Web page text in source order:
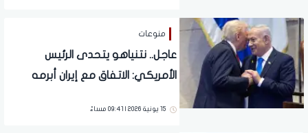
منوعات
عاجل.. نتنياهو يتحدى الرئيس
الأمريكي: الاتفاق مع إيران أبرمه
15 يونية 2026 | 09:41 مساءً